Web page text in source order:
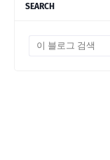
SEARCH